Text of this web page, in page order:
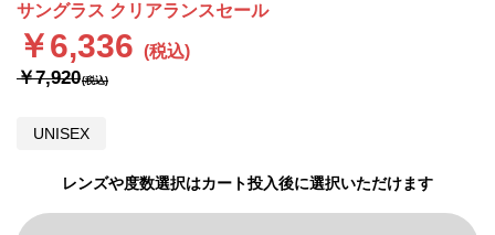
UNISEX
レンズや度数選択はカート投入後に選択いただけます
サングラス クリアランスセール
￥6,336
￥7,920